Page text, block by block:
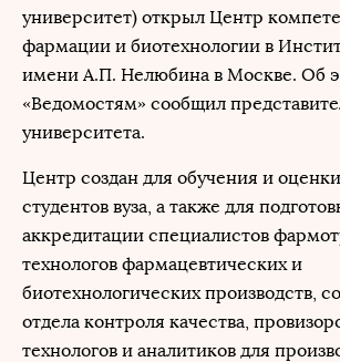
университет) открыл Центр
фармации и биотехнологии в
имени А.П. Нелюбина в Москве. Об
«Ведомостям» сообщил
университета.
Центр создан для обучения и
студентов вуза, а также для
аккредитации специалистов
технологов фармацевтических и
биотехнологических производств,
отдела контроля качества,
технологов и аналитиков для